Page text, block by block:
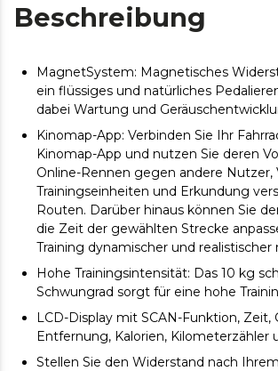
Beschreibung
MagnetSystem: Magnetisches
ein flüssiges und natürliches
dabei Wartung und
Kinomap-App: Verbinden Sie Ihr
Kinomap-App und nutzen Sie deren
Online-Rennen gegen andere
Trainingseinheiten und Erkundung
Routen. Darüber hinaus können Sie
die Zeit der gewählten Strecke
Training dynamischer und realistischer
Hohe Trainingsintensität: Das 10 kg
Schwungrad sorgt für eine hohe
LCD-Display mit SCAN-Funktion, Zeit,
Entfernung, Kalorien, Kilometerzähler
Stellen Sie den Widerstand nach